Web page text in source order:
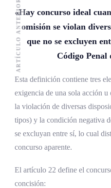
«Hay concurso ideal
omisión se violan
que no se excluyen
Código Penal
Esta definición contiene tres
exigencia de una sola acción
la violación de diversas
tipos) y la condición negativa
se excluyan entre sí, lo cual
concurso aparente.
El artículo 22 define el
concisión:
ARTÍCULO ANTERIOR